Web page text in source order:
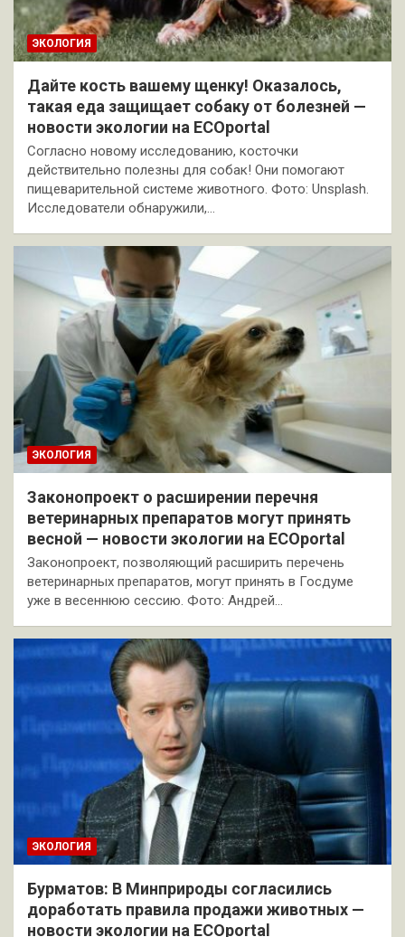
ЭКОЛОГИЯ
Дайте кость вашему щенку! Оказалось,
такая еда защищает собаку от болезней —
новости экологии на ECOportal
Согласно новому исследованию, косточки
действительно полезны для собак! Они помогают
пищеварительной системе животного. Фото: Unsplash.
Исследователи обнаружили,…
ЭКОЛОГИЯ
Законопроект о расширении перечня
ветеринарных препаратов могут принять
весной — новости экологии на ECOportal
Законопроект, позволяющий расширить перечень
ветеринарных препаратов, могут принять в Госдуме
уже в весеннюю сессию. Фото: Андрей…
ЭКОЛОГИЯ
Бурматов: В Минприроды согласились
доработать правила продажи животных —
новости экологии на ECOportal